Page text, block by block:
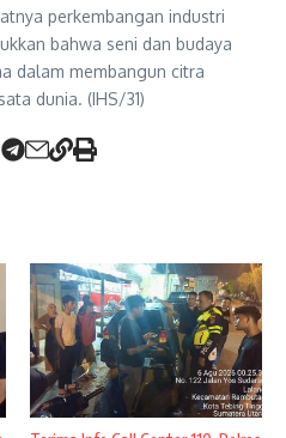
perkembangan industri
bahwa seni dan budaya
dalam membangun citra
dunia. (IHS/31)